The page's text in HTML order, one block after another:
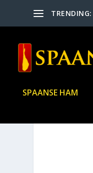
TRENDING:
SPAANSE HAM